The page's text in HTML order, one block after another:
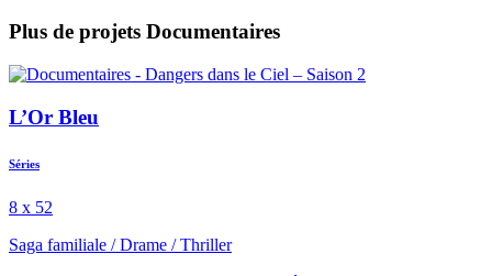
Plus de projets Documentaires
L’Or Bleu
Séries
8 x 52
Saga familiale /Drame /Thriller